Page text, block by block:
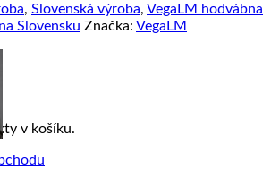
v košíku.
, Slovenská výroba, VegaLM hodvábna
Slovensku Značka: VegaLM